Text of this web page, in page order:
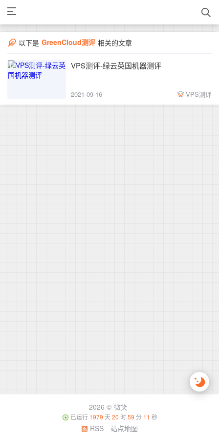
以下是 GreenCloud测评 相关的文章
VPS测评-绿云英国机器测评
2021-09-16 VPS测评
2026 © 微笑
已运行 1979 天20 时59 分 11 秒
RSS 站点地图